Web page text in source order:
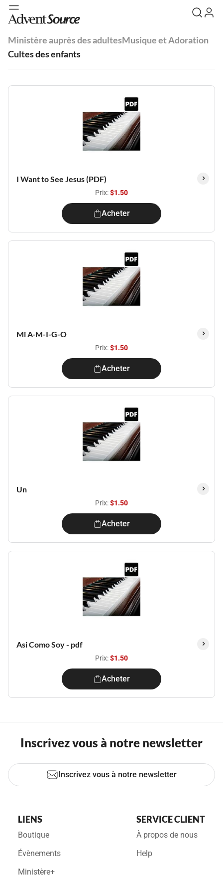
Ministère auprès des adultesMusique et Adoration
Cultes des enfants
I Want to See Jesus (PDF)
Prix:$1.50
Acheter
Mi A-M-I-G-O
Prix:$1.50
Acheter
Un
Prix:$1.50
Acheter
Asi Como Soy - pdf
Prix:$1.50
Acheter
Inscrivez vous à notre newsletter
Inscrivez vous à notre newsletter
LIENS
Boutique
Évènements
Ministère+
SERVICE CLIENT
À propos de nous
Help